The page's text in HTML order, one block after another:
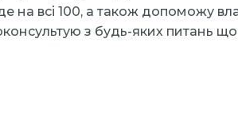
на всі 100, а також допоможу
з будь-яких питань